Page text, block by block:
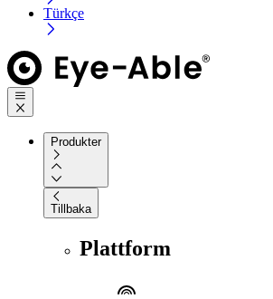
Türkçe
Produkter
Tillbaka
Plattform